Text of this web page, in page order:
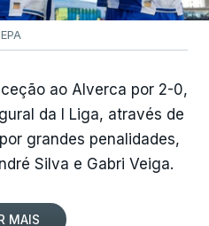
EPA
ao Alverca por 2-0,
da I Liga, através de
grandes penalidades,
Silva e Gabri Veiga.
MAIS